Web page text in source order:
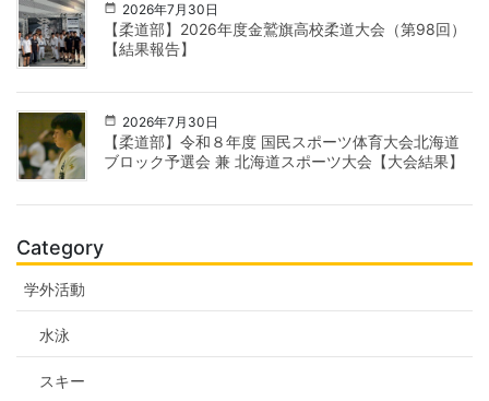
2026年7月30日
【柔道部】2026年度金鷲旗高校柔道大会（第98回）
【結果報告】
2026年7月30日
【柔道部】令和８年度 国民スポーツ体育大会北海道
ブロック予選会 兼 北海道スポーツ大会【大会結果】
Category
学外活動
水泳
スキー